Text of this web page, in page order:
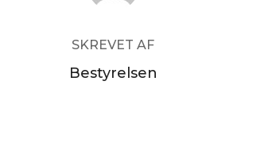
SKREVET AF
Bestyrelsen